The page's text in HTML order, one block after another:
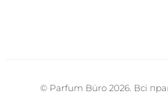
© Parfum Büro 2026. Всі